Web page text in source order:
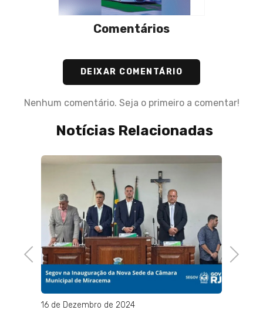
Comentários
DEIXAR COMENTÁRIO
Nenhum comentário. Seja o primeiro a comentar!
Notícias Relacionadas
Previous
30 de Julho de 2023
PDT realiza homenagem
José Bonifácio
Next